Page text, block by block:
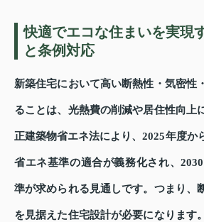
快適でエコな住まいを実現
と条例対応
新築住宅において高い断熱性・気密性
ることは、光熱費の削減や居住性向上
正建築物省エネ法により、2025年度か
省エネ基準の適合が義務化され、
準が求められる見通しです。つまり、
を見据えた住宅設計が必要になります